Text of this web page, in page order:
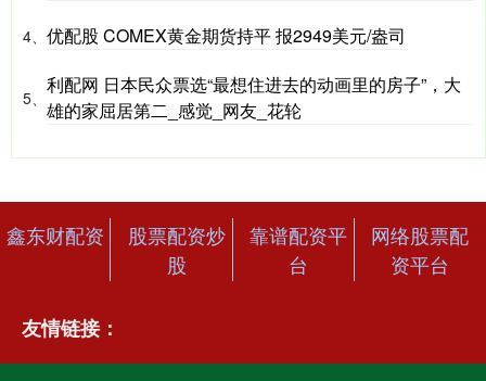
4、 优配股 COMEX黄金期货持平 报2949美元/盎司
5、
利配网 日本民众票选“最想住进去的动画里的房子”，大
雄的家屈居第二_感觉_网友_花轮
鑫东财配资
股票配资炒
股
靠谱配资平
台
网络股票配
资平台
友情链接：